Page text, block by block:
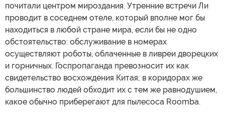
почитали центром мироздания. Утренние встречи Ли
проводит в соседнем отеле, который вполне мог бы
находиться в любой стране мира, если бы не одно
обстоятельство: обслуживание в номерах
осуществляют роботы, облаченные в ливреи дворецких
и горничных. Госпропаганда превозносит их как
свидетельство восхождения Китая; в коридорах же
большинство людей обходит их с тем же равнодушием,
какое обычно приберегают для пылесоса Roomba.